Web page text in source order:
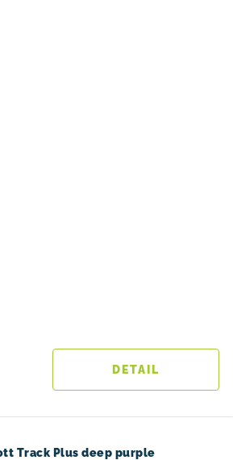
DETAIL
Track Plus deep purple